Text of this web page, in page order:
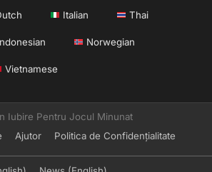
Italian Thai
Norwegian
Vietnamese
Iubire Pentru Jocul Minunat
Ajutor Politica de Confidențialitate